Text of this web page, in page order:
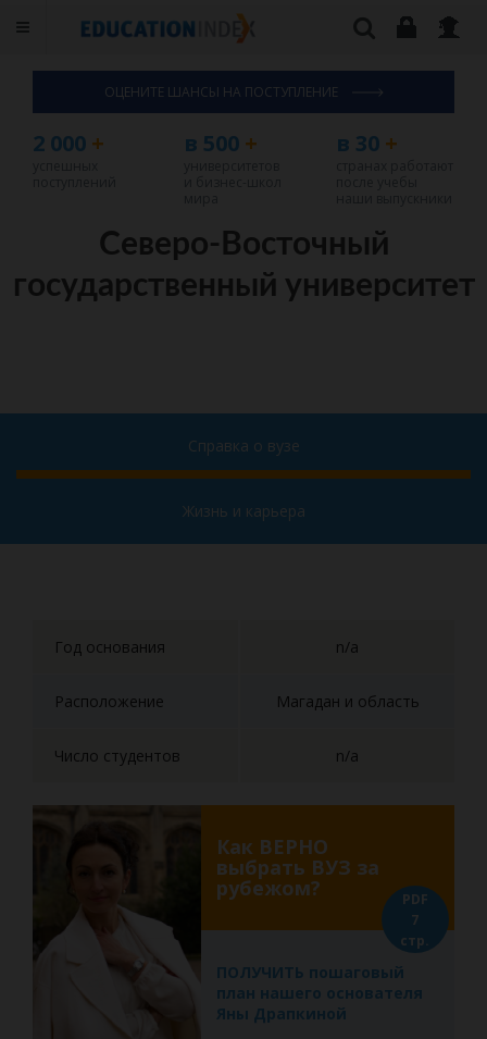
ОЦЕНИТЕ ШАНСЫ НА ПОСТУПЛЕНИЕ
2 000 + в 500 + в 30+
Северо-Восточный
государственный университет
Справка о вузе
Жизнь и карьера
Год основания n/a
Расположение Магадан и область
Число студентов n/a
Как ВЕРНО
выбрать ВУЗ за
рубежом?
ПОЛУЧИТЬ пошаговый
план нашего основателя
Яны Драпкиной
PDF
7
стр.